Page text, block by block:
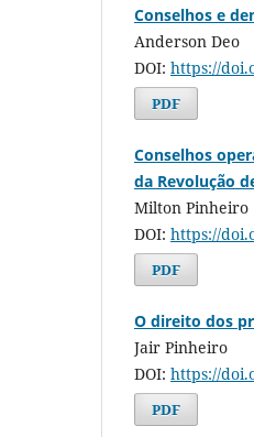
Conselhos e
Anderson Deo
DOI: https://
PDF
Conselhos
da Revolução
Milton Pinheiro
DOI: https://
PDF
O direito dos
Jair Pinheiro
DOI: https://
PDF